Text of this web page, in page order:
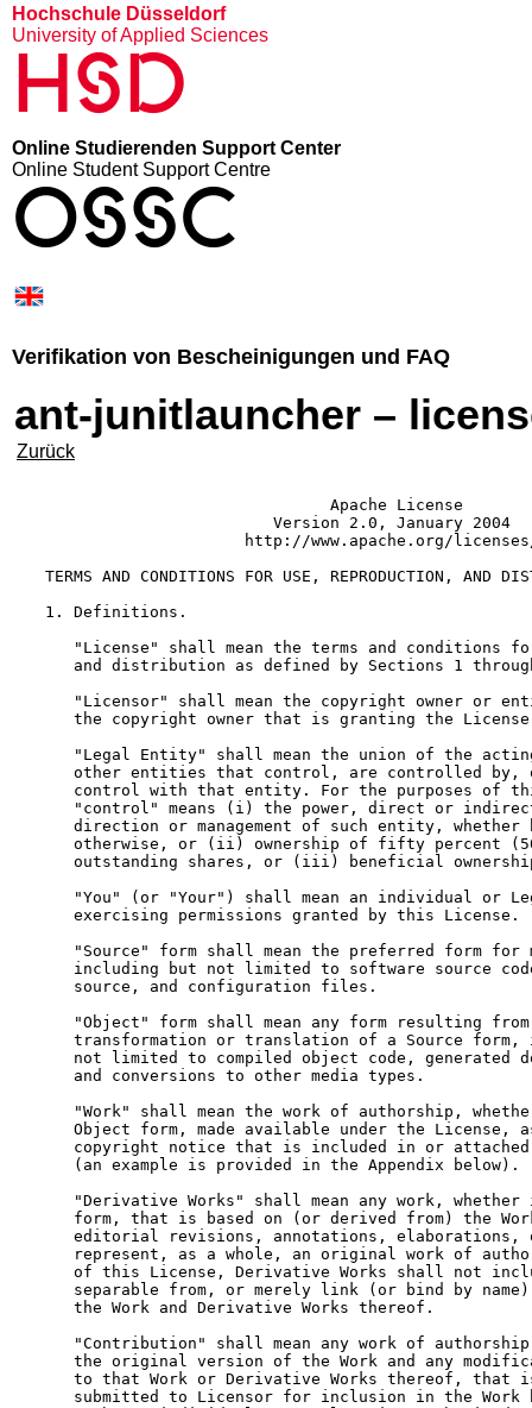
Hochschule Düsseldorf
University of Applied Sciences
HSD
Online Studierenden Support Center
Online Student Support Centre
OSSC
Verifikation von Bescheinigungen und FAQ
ant-junitlauncher –
Zurück